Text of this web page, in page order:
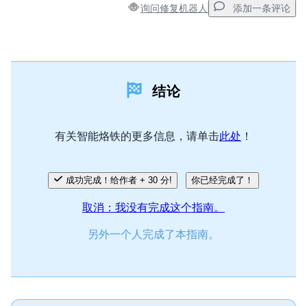
询问修复机器人 添加一条评论
结论
有关智能烙铁的更多信息，请单击此处 ！
成功完成！给作者 + 30 分! 你已经完成了！
取消：我没有完成这个指南。
另外一个人完成了本指南。